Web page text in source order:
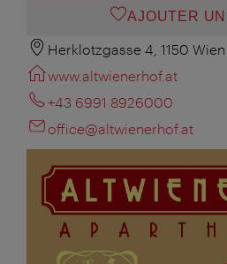
AJOUTER UN
Herklotzgasse 4, 1150 Wien
www.altwienerhof.at
+43 6991 8926000
office@altwienerhof.at